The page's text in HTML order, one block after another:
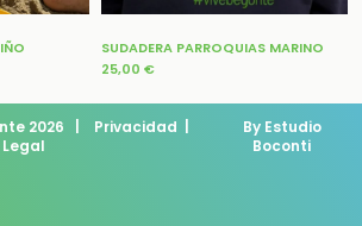
SUDADERA PARROQUIAS MARINO
25,00 €
2026 Privacidad
Legal
By Estudio
Boconti